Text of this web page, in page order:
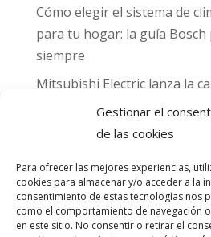
Gestionar el
de las cookies
Para ofrecer las mejores experiencias,
cookies para almacenar y/o acceder a la
consentimiento de estas tecnologías nos
como el comportamiento de navegación
en este sitio. No consentir o retirar el
Cómo elegir el sistema de
para tu hogar: la guía
siempre
Mitsubishi Electric lanza la
hacia MADRID 2026” y
para el Gran Premio de
sello CO₂ Nulo: confort real,
descarbonización en una